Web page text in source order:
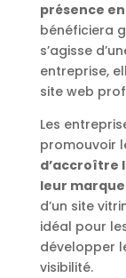
présence
bénéficiera
s’agisse
entreprise,
site web
Les
promouvoir
d’accroître
leur marque
d’un site
idéal pour
développer
visibilité.